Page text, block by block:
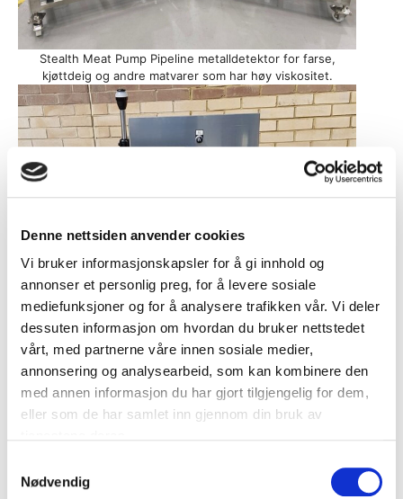
Denne nettsiden anvender cookies
Vi bruker informasjonskapsler for å gi innhold og
annonser et personlig preg, for å levere sosiale
mediefunksjoner og for å analysere trafikken vår. Vi deler
dessuten informasjon om hvordan du bruker nettstedet
vårt, med partnerne våre innen sosiale medier,
annonsering og analysearbeid, som kan kombinere den
med annen informasjon du har gjort tilgjengelig for dem,
eller som de har samlet inn gjennom din bruk av
Nødvendig
Stealth Meat Pump Pipeline metalldetektor for farse,
kjøttdeig og andre matvarer som har høy viskositet.